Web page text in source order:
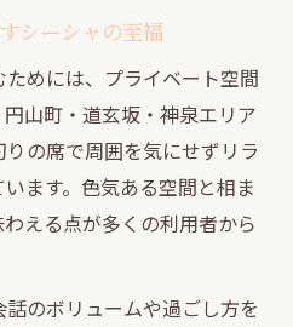
シーシャの至福
めには、プライベート空間
山町・道玄坂・神泉エリア
の席で周囲を気にせずリラ
ます。色気ある空間と相ま
える点が多くの利用者から
のボリュームや過ごし方を